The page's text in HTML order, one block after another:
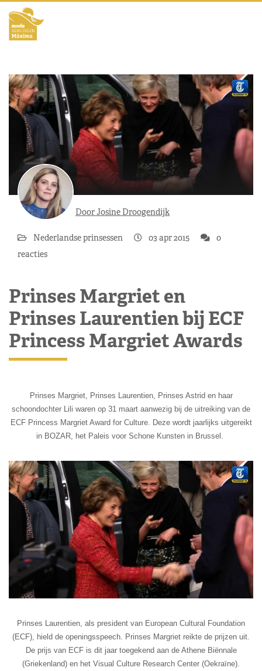
Door Josine Droogendijk
Nederlandse prinsessen 03 apr 2015
0
reacties
Prinses Margriet en
Prinses Laurentien bij ECF
Princess Margriet Awards
Prinses Margriet, Prinses Laurentien, Prinses Astrid en haar
schoondochter Lili waren op 31 maart aanwezig bij de uitreiking van de
ECF Princess Margriet Award for Culture. Deze wordt jaarlijks uitgereikt
in BOZAR, het Paleis voor Schone Kunsten in Brussel.
Prinses Laurentien, als president van European Cultural Foundation
(ECF), hield de openingsspeech. Prinses Margriet reikte de prijzen uit.
De prijs van ECF is dit jaar toegekend aan de Athene Biënnale
(Griekenland) en het Visual Culture Research Center (Oekraïne).